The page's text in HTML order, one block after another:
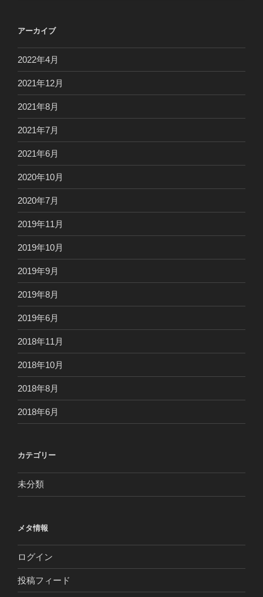
アーカイブ
2022年4月
2021年12月
2021年8月
2021年7月
2021年6月
2020年10月
2020年7月
2019年11月
2019年10月
2019年9月
2019年8月
2019年6月
2018年11月
2018年10月
2018年8月
2018年6月
カテゴリー
未分類
メタ情報
ログイン
投稿フィード